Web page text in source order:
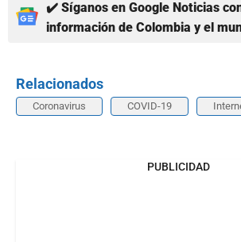
✔️ Síganos en Google Noticias
información de Colombia y el
Relacionados
Coronavirus COVID-19
PUBLICIDAD